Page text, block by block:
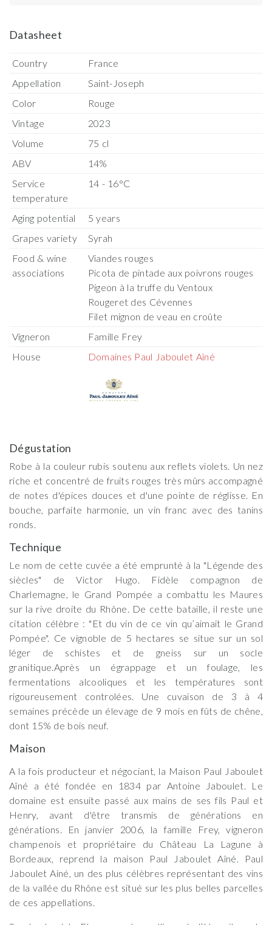
Datasheet
Country
France
Appellation
Saint-Joseph
Color
Rouge
Vintage
2023
Volume
75 cl
ABV
14%
Service
temperature
14 - 16°C
Aging potential
5 years
Grapes variety
Syrah
Food & wine
associations
Viandes rouges
Picota de pintade aux poivrons rouges
Pigeon à la truffe du Ventoux
Rougeret des Cévennes
Filet mignon de veau en croûte
Vigneron
Famille Frey
House
Domaines Paul Jaboulet Aîné
Dégustation
Robe à la couleur rubis soutenu aux reflets violets. Un nez
riche et concentré de fruits rouges très mûrs accompagné
de notes d'épices douces et d'une pointe de réglisse. En
bouche, parfaite harmonie, un vin franc avec des tanins
ronds.
Technique
Le nom de cette cuvée a été emprunté à la "Légende des
siècles" de Victor Hugo. Fidèle compagnon de
Charlemagne, le Grand Pompée a combattu les Maures
sur la rive droite du Rhône. De cette bataille, il reste une
citation célèbre : "Et du vin de ce vin qu’aimait le Grand
Pompée". Ce vignoble de 5 hectares se situe sur un sol
léger de schistes et de gneiss sur un socle
granitique.Après un égrappage et un foulage, les
fermentations alcooliques et les températures sont
rigoureusement controlées. Une cuvaison de 3 à 4
semaines précède un élevage de 9 mois en fûts de chêne,
dont 15% de bois neuf.
Maison
A la fois producteur et négociant, la Maison Paul Jaboulet
Aîné a été fondée en 1834 par Antoine Jaboulet. Le
domaine est ensuite passé aux mains de ses fils Paul et
Henry, avant d'être transmis de générations en
générations. En janvier 2006, la famille Frey, vigneron
champenois et propriétaire du Château La Lagune à
Bordeaux, reprend la maison Paul Jaboulet Aîné. Paul
Jaboulet Ainé, un des plus célèbres représentant des vins
de la vallée du Rhône est situé sur les plus belles parcelles
de ces appellations.